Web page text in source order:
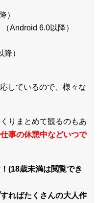
）
Android 6.0以降）
）
しているので、 様々な
りまとめて観るのもあ
事の休憩中などいつで
(18歳未満は閲覧でき
ればたくさんの大人作